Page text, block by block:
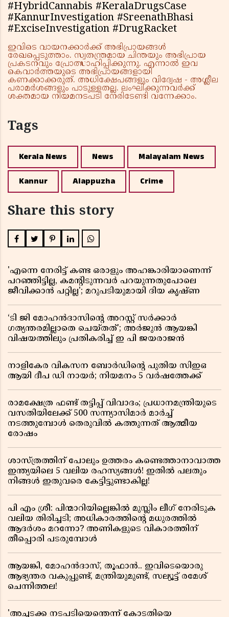
#HybridCannabis #KeralaDrugsCase
#KannurInvestigation #SreenathBhasi
#ExciseInvestigation #DrugRacket
ഇവിടെ വായനക്കാർക്ക് അഭിപ്രായങ്ങൾ
രേഖപ്പെടുത്താം. സ്വതന്ത്രമായ ചിന്തയും അഭിപ്രായ
പ്രകടനവും പ്രോത്സാഹിപ്പിക്കുന്നു. എന്നാൽ ഇവ
കെവാർത്തയുടെ അഭിപ്രായങ്ങളായി
കണക്കാക്കരുത്. അധിക്ഷേപങ്ങളും വിദ്വേഷ - അശ്ലീല
പരാമർശങ്ങളും പാടുള്ളതല്ല. ലംഘിക്കുന്നവർക്ക്
ശക്തമായ നിയമനടപടി നേരിടേണ്ടി വന്നേക്കാം.
Tags
Kerala News News Malayalam News
Kannur Alappuzha Crime
Share this story
'എന്നെ നേരിട്ട് കണ്ട ഒരാളും അഹങ്കാരിയാണെന്ന്
പറഞ്ഞിട്ടില്ല, കമൻ്റിടുന്നവർ പറയുന്നതുപോലെ
ജീവിക്കാൻ പറ്റില്ല'; മറുപടിയുമായി ദിയ കൃഷ്ണ
‘ടി ജി മോഹൻദാസിൻ്റെ അറസ്റ്റ് സർക്കാർ
ഗത്യന്തരമില്ലാതെ ചെയ്തത്’; അർജുൻ ആയങ്കി
വിഷയത്തിലും പ്രതികരിച്ച് ഇ പി ജയരാജൻ
നാളികേര വികസന ബോർഡിൻ്റെ പുതിയ സിഇഒ
ആയി ദീപ ഡി നായർ; നിയമനം 5 വർഷത്തേക്ക് ​​​​​​​
രാമക്ഷേത്ര ഫണ്ട് തട്ടിപ്പ് വിവാദം; പ്രധാനമന്ത്രിയുടെ
വസതിയിലേക്ക് 500 സന്ന്യാസിമാർ മാർച്ച്
നടത്തുമ്പോൾ തെരുവിൽ കത്തുന്നത് ആത്മീയ
രോഷം
ശാസ്ത്രത്തിന് പോലും ഉത്തരം കണ്ടെത്താനാവാത്ത
ഇന്ത്യയിലെ 5 വലിയ രഹസ്യങ്ങൾ! ഇതിൽ പലതും
നിങ്ങൾ ഇതുവരെ കേട്ടിട്ടുണ്ടാകില്ല!
പി എം ശ്രീ: പിന്മാറിയില്ലെങ്കിൽ മുസ്ലിം ലീഗ് നേരിടുക
വലിയ തിരിച്ചടി; അധികാരത്തിന്റെ മധുരത്തിൽ
ആദർശം മറന്നോ? അണികളുടെ വികാരത്തിന്
തീപ്പൊരി പടരുമ്പോൾ
ആയങ്കി, മോഹൻദാസ്, തൂഫാൻ.. ഇവിടെയൊരു
ആഭ്യന്തര വകുപ്പുണ്ട്, മന്ത്രിയുമുണ്ട്, സല്യൂട്ട് രമേശ്‌
ചെന്നിത്തല!
'അച്ചടക്ക നടപടിയെന്തെന്ന് കോടതിയെ